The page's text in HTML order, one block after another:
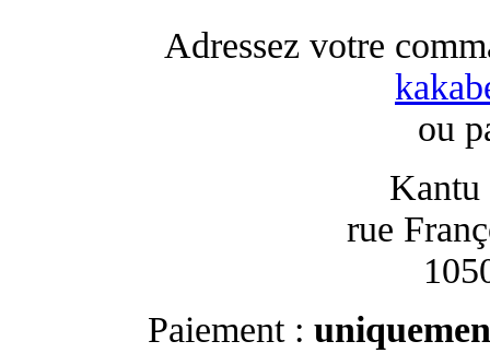
Adressez votre
ou
Kantu
rue
Paiement :